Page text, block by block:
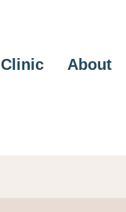
About
Clinic